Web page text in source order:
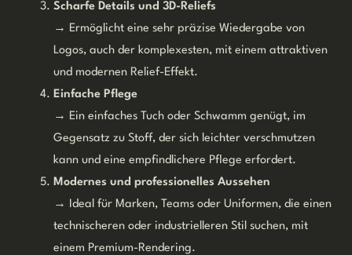
Scharfe Details und 3D-Reliefs
→ Ermöglicht eine sehr präzise Wiedergabe von
Logos, auch der komplexesten, mit einem attraktiven
und modernen Relief-Effekt.
Einfache Pflege
→ Ein einfaches Tuch oder Schwamm genügt, im
Gegensatz zu Stoff, der sich leichter verschmutzen
kann und eine empfindlichere Pflege erfordert.
Modernes und professionelles Aussehen
→ Ideal für Marken, Teams oder Uniformen, die einen
technischeren oder industrielleren Stil suchen, mit
einem Premium-Rendering.